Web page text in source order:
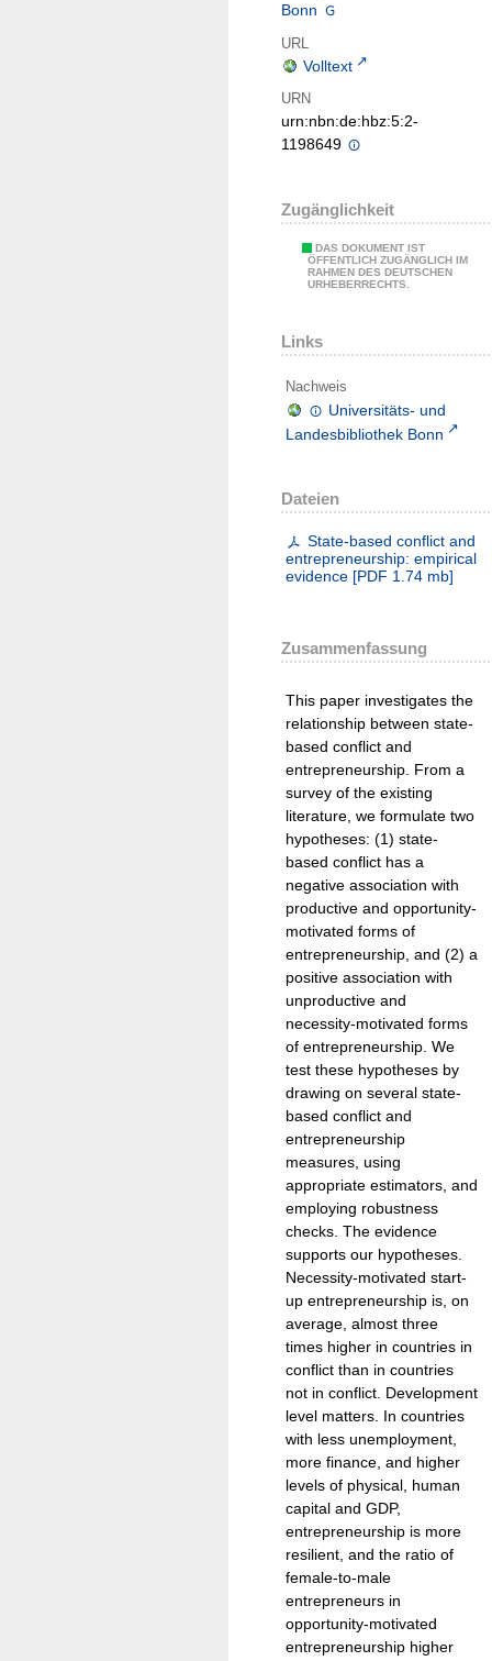
Bonn
URL
Volltext
URN
urn:nbn:de:hbz:5:2-
1198649
Zugänglichkeit
DAS DOKUMENT IST
ÖFFENTLICH ZUGÄNGLICH IM
RAHMEN DES DEUTSCHEN
URHEBERRECHTS.
Links
Nachweis
Universitäts- und
Landesbibliothek Bonn
Dateien
State-based conflict and
entrepreneurship: empirical
evidence [PDF 1.74 mb]
Zusammenfassung
This paper investigates the
relationship between state-
based conflict and
entrepreneurship. From a
survey of the existing
literature, we formulate two
hypotheses: (1) state-
based conflict has a
negative association with
productive and opportunity-
motivated forms of
entrepreneurship, and (2) a
positive association with
unproductive and
necessity-motivated forms
of entrepreneurship. We
test these hypotheses by
drawing on several state-
based conflict and
entrepreneurship
measures, using
appropriate estimators, and
employing robustness
checks. The evidence
supports our hypotheses.
Necessity-motivated start-
up entrepreneurship is, on
average, almost three
times higher in countries in
conflict than in countries
not in conflict. Development
level matters. In countries
with less unemployment,
more finance, and higher
levels of physical, human
capital and GDP,
entrepreneurship is more
resilient, and the ratio of
female-to-male
entrepreneurs in
opportunity-motivated
entrepreneurship higher